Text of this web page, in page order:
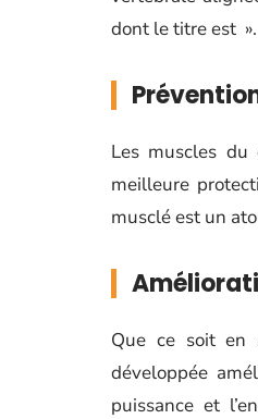
dont le titre est ».
Les muscles du
meilleure
musclé est un
Que ce soit en
développée
puissance et